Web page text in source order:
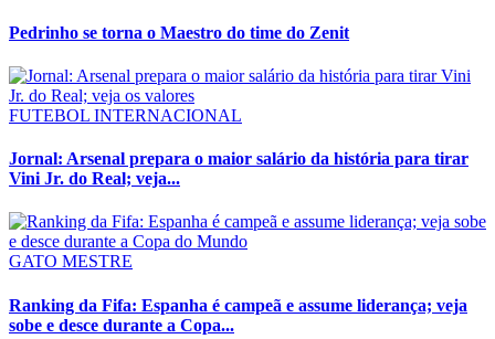
Pedrinho se torna o Maestro do time do Zenit
FUTEBOL INTERNACIONAL
Jornal: Arsenal prepara o maior salário da história para tirar
Vini Jr. do Real; veja...
GATO MESTRE
Ranking da Fifa: Espanha é campeã e assume liderança; veja
sobe e desce durante a Copa...